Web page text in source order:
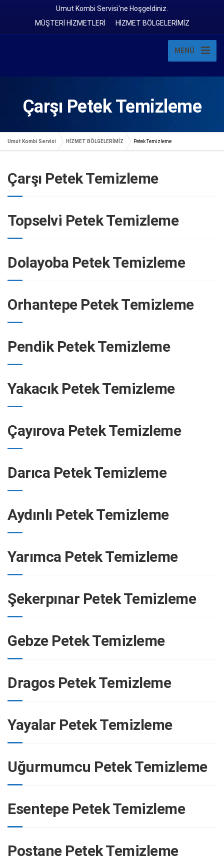
Umut Kombi Servisi'ne Hoşgeldiniz.
MÜŞTERİ HİZMETLERİ
HİZMET BÖLGELERİMİZ
MENÜ
Çarşı Petek Temizleme
Umut Kombi Servisi HİZMET BÖLGELERİMİZ Petek Temizleme
Çarşı Petek Temizleme
Topselvi Petek Temizleme
Dolayoba Petek Temizleme
Orhantepe Petek Temizleme
Pendik Petek Temizleme
Yakacık Petek Temizleme
Çayırova Petek Temizleme
Darıca Petek Temizleme
Aydınlı Petek Temizleme
Yarımca Petek Temizleme
Şekerpınar Petek Temizleme
Gebze Petek Temizleme
Dragos Petek Temizleme
Yayalar Petek Temizleme
Uğurmumcu Petek Temizleme
Esentepe Petek Temizleme
Postane Petek Temizleme